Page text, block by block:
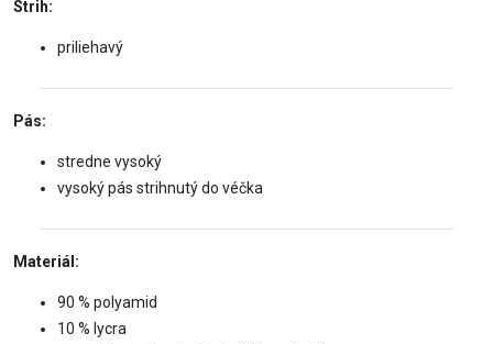
Strih:
priliehavý
Pás:
stredne vysoký
vysoký pás strihnutý do véčka
Materiál:
90 % polyamid
10 % lycra